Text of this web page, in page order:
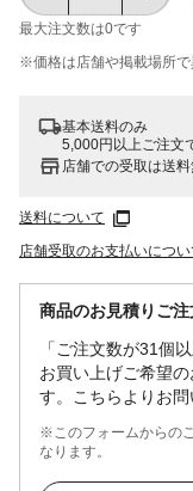
最大注文数は0です
※価格は​店舗や​掲載場所で​
基本送料のみ
5,000円以上ご注文
店舗での受取は送
送料について
店舗受取のお支払いについ
商品のお見積りご
「ご注文数が31個
お買い上げご希望
す。こちらよりお問
※このフォームからの
なります。